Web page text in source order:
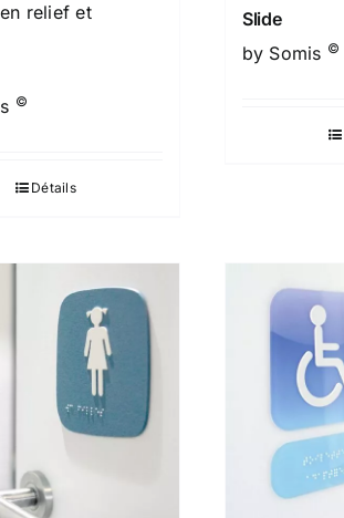
relief et
©
Détails
Slide
by Somis ©